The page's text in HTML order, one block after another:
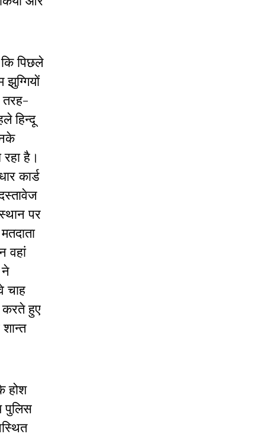
कि पिछले
तरह-
हिन्दू
है।
कार्ड
पर
वहां
ने
चाह
करते हुए
होश
पुलिस